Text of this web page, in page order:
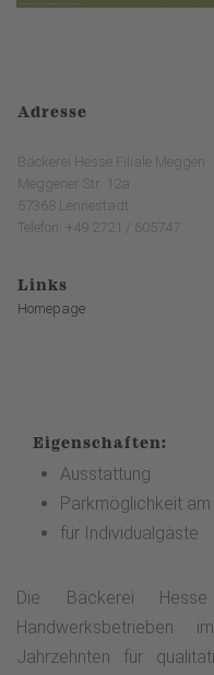
Adresse
Bäckerei Hesse Filiale Meggen
Meggener Str. 12a
57368 Lennestadt
Telefon: +49 2721 / 605747
Links
Homepage
Eigenschaften:
Ausstattung
Parkmöglichkeit am
für Individualgäste
Die Bäckerei
Jahrzehnten für